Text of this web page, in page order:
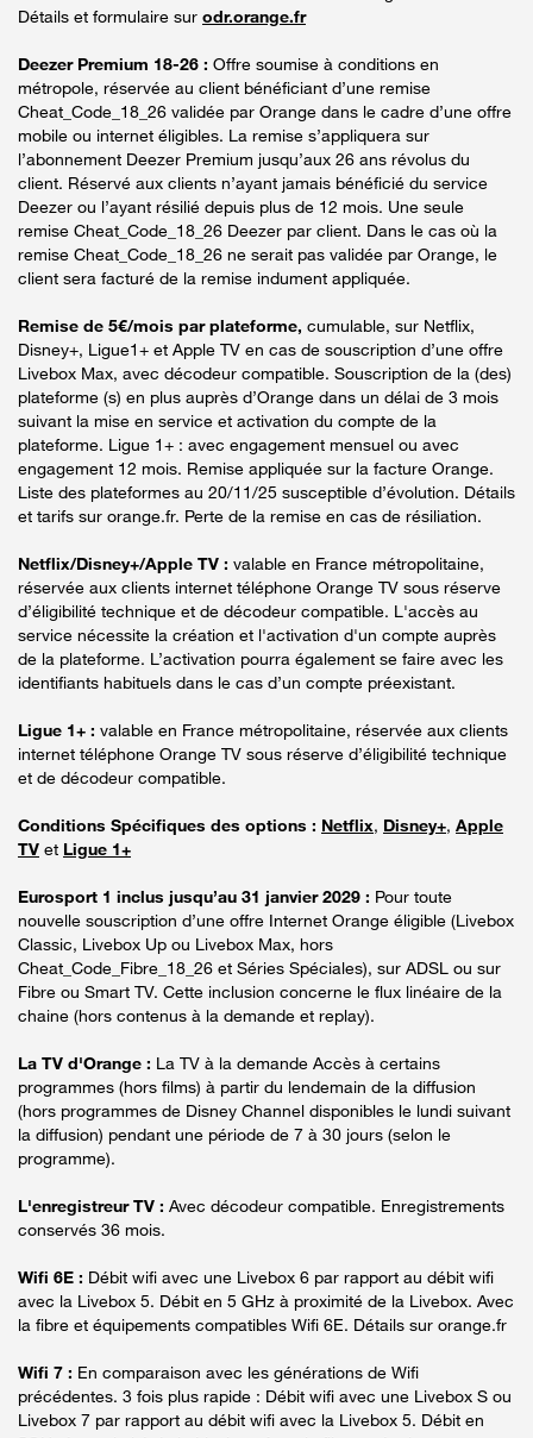
Détails et formulaire sur odr.orange.fr
Deezer Premium 18-26 : Offre soumise à conditions en
métropole, réservée au client bénéficiant d’une remise
Cheat_Code_18_26 validée par Orange dans le cadre d’une offre
mobile ou internet éligibles. La remise s’appliquera sur
l’abonnement Deezer Premium jusqu’aux 26 ans révolus du
client. Réservé aux clients n’ayant jamais bénéficié du service
Deezer ou l’ayant résilié depuis plus de 12 mois. Une seule
remise Cheat_Code_18_26 Deezer par client. Dans le cas où la
remise Cheat_Code_18_26 ne serait pas validée par Orange, le
client sera facturé de la remise indument appliquée.
Remise de 5€/mois par plateforme, cumulable, sur Netflix,
Disney+, Ligue1+ et Apple TV en cas de souscription d’une offre
Livebox Max, avec décodeur compatible. Souscription de la (des)
plateforme (s) en plus auprès d’Orange dans un délai de 3 mois
suivant la mise en service et activation du compte de la
plateforme. Ligue 1+ : avec engagement mensuel ou avec
engagement 12 mois. Remise appliquée sur la facture Orange.
Liste des plateformes au 20/11/25 susceptible d’évolution. Détails
et tarifs sur orange.fr. Perte de la remise en cas de résiliation.
Netflix/Disney+/Apple TV : valable en France métropolitaine,
réservée aux clients internet téléphone Orange TV sous réserve
d’éligibilité technique et de décodeur compatible. L'accès au
service nécessite la création et l'activation d'un compte auprès
de la plateforme. L’activation pourra également se faire avec les
identifiants habituels dans le cas d’un compte préexistant.
Ligue 1+ : valable en France métropolitaine, réservée aux clients
internet téléphone Orange TV sous réserve d’éligibilité technique
et de décodeur compatible.
Conditions Spécifiques des options : Netflix, Disney+, Apple
TV et Ligue 1+
Eurosport 1 inclus jusqu’au 31 janvier 2029 : Pour toute
nouvelle souscription d’une offre Internet Orange éligible (Livebox
Classic, Livebox Up ou Livebox Max, hors
Cheat_Code_Fibre_18_26 et Séries Spéciales), sur ADSL ou sur
Fibre ou Smart TV. Cette inclusion concerne le flux linéaire de la
chaine (hors contenus à la demande et replay).
La TV d'Orange : La TV à la demande Accès à certains
programmes (hors films) à partir du lendemain de la diffusion
(hors programmes de Disney Channel disponibles le lundi suivant
la diffusion) pendant une période de 7 à 30 jours (selon le
programme).
L'enregistreur TV : Avec décodeur compatible. Enregistrements
conservés 36 mois.
Wifi 6E : Débit wifi avec une Livebox 6 par rapport au débit wifi
avec la Livebox 5. Débit en 5 GHz à proximité de la Livebox. Avec
la fibre et équipements compatibles Wifi 6E. Détails sur orange.fr
Wifi 7 : En comparaison avec les générations de Wifi
précédentes. 3 fois plus rapide : Débit wifi avec une Livebox S ou
Livebox 7 par rapport au débit wifi avec la Livebox 5. Débit en